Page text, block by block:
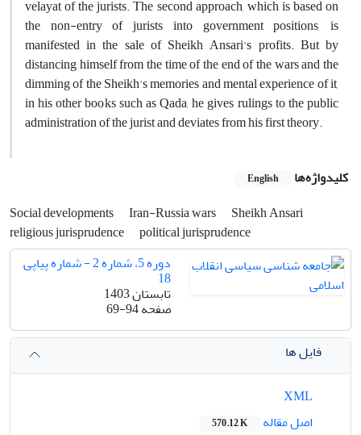
velayat of the jurists. The second approach, which is based on
the non-entry of jurists into government positions, is
manifested in the sale of Sheikh Ansari's profits. But by
distancing himself from the time of the end of the wars and the
dimming of the Sheikh's memories and mental experience of it,
in his other books such as Qada, he gives rulings to the public
administration of the jurist and deviates from his first theory.
کلیدواژه‌ها English
Social developments Iran-Russia wars
Sheikh Ansari
religious jurisprudence
political jurisprudence
دوره 5، شماره 2 - شماره پیاپی
18
تابستان 1403
صفحه69-94
فایل ها
اصل مقاله
570.12 K